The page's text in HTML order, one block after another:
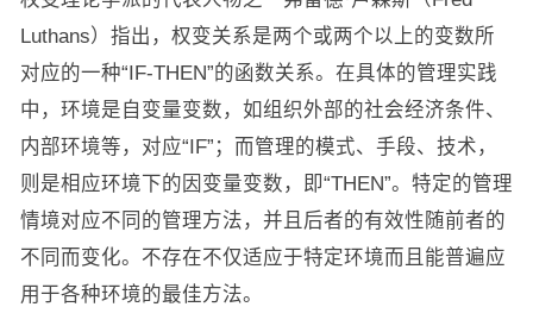
Luthans）指出，权变关系是两个或两个以上的变数所
对应的一种“IF-THEN”的函数关系。在具体的管理实践
中，环境是自变量变数，如组织外部的社会经济条件、
内部环境等，对应“IF”；而管理的模式、手段、技术，
则是相应环境下的因变量变数，即“THEN”。特定的管理
情境对应不同的管理方法，并且后者的有效性随前者的
不同而变化。不存在不仅适应于特定环境而且能普遍应
用于各种环境的最佳方法。